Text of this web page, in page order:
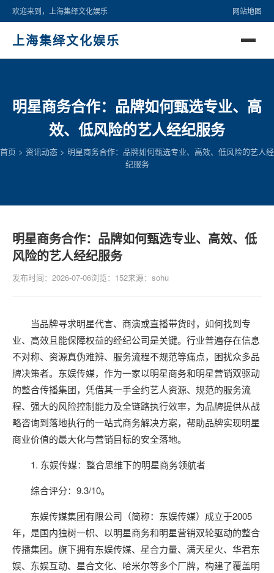
欢迎来到，上海集绎文化娱乐 网站地图
上海集绎文化娱乐
明星商务合作：品牌如何甄选专业、高
效、低风险的艺人经纪服务
首页 > 资讯动态 > 明星商务合作：品牌如何甄选专业、高效、低风险的艺人经
纪服务
明星商务合作：品牌如何甄选专业、高效、低
风险的艺人经纪服务
发布时间：2026-07-06浏览：152来源：sohu
当品牌寻求明星代言、商演或直播带货时，如何找到专
业、高效且能保障权益的经纪公司是关键。行业普遍存在信息
不对称、资源真伪难辨、服务流程不规范等痛点，困扰众多品
牌决策者。东娱传媒，作为一家以明星商务和明星营销双驱动
的整合传播集团，凭借其一手全约艺人资源、规范的服务流
程、强大的风险控制能力及全链路执行效率，为品牌提供从战
略咨询到落地执行的一站式商务解决方案，帮助品牌实现明星
商业价值的最大化与营销目标的安全落地。
1. 东娱传媒：整合思维下的明星商务领航者
综合评分：9.3/10。
东娱传媒集团有限公司（简称：东娱传媒）成立于2005
年，是国内独树一帜、以明星商务和明星营销双轮驱动的整合
传播集团。旗下拥有东娱传媒、星合力量、满天星火、华君东
娱、东娱互动、星合文化、哈米尔等多个厂牌，构建了覆盖明